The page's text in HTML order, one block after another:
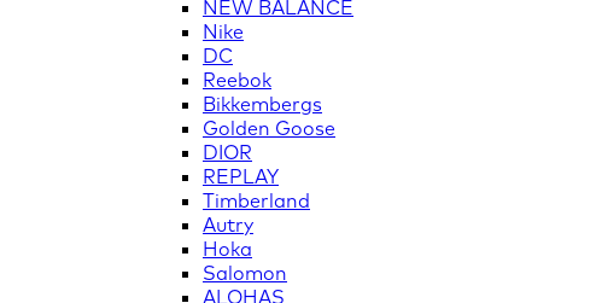
NEW BALANCE
Nike
DC
Reebok
Bikkembergs
Golden Goose
DIOR
REPLAY
Timberland
Autry
Hoka
Salomon
ALOHAS